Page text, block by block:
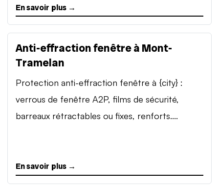
En savoir plus →
Anti-effraction fenêtre à Mont-
Tramelan
Protection anti-effraction fenêtre à {city} :
verrous de fenêtre A2P, films de sécurité,
barreaux rétractables ou fixes, renforts....
En savoir plus →